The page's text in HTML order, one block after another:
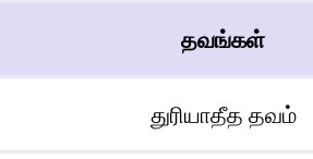
தவங்கள்
துரியாதீத தவம்